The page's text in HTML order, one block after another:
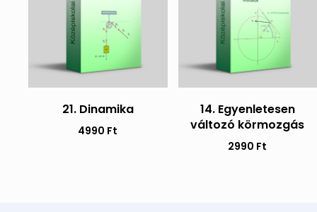
21. Dinamika
4990 Ft
14. Egyenletesen
változó körmozgás
2990 Ft